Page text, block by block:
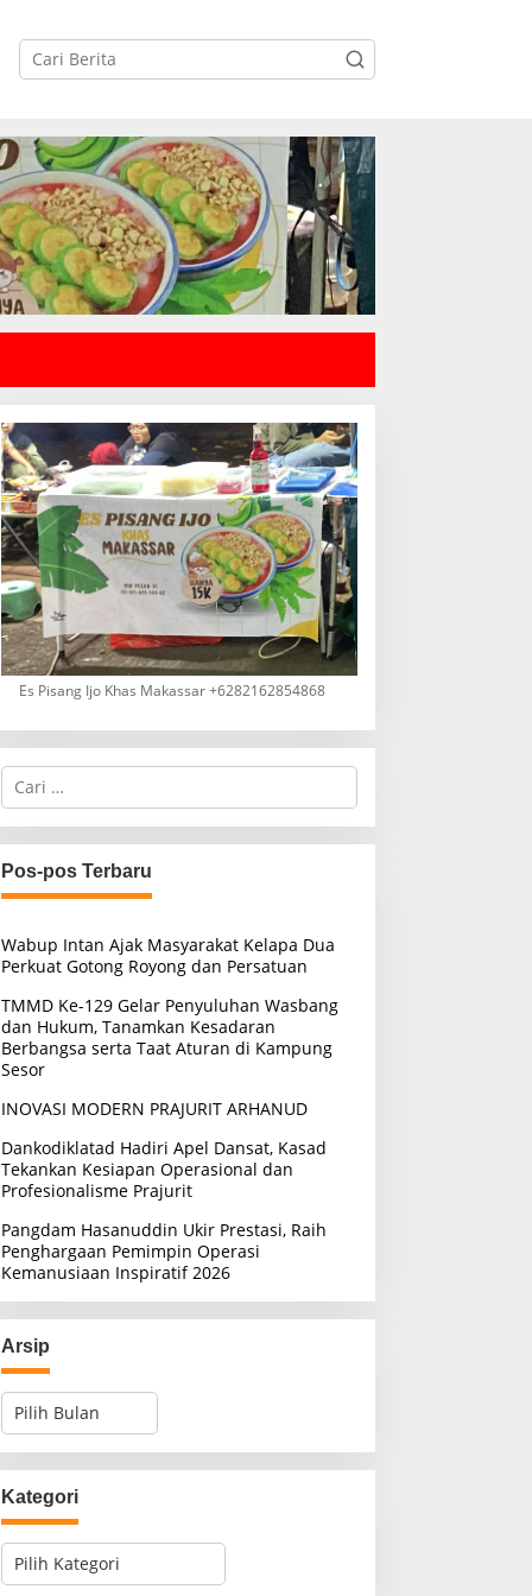
Es Pisang Ijo Khas Makassar +6282162854868
C
i
u
n
t
k
:
Pos-pos Terbaru
Wabup Intan Ajak Masyarakat Kelapa Dua
Perkuat Gotong Royong dan Persatuan
TMMD Ke-129 Gelar Penyuluhan Wasbang
dan Hukum, Tanamkan Kesadaran
Berbangsa serta Taat Aturan di Kampung
Sesor
INOVASI MODERN PRAJURIT ARHANUD
Dankodiklatad Hadiri Apel Dansat, Kasad
Tekankan Kesiapan Operasional dan
Profesionalisme Prajurit
Pangdam Hasanuddin Ukir Prestasi, Raih
Penghargaan Pemimpin Operasi
Kemanusiaan Inspiratif 2026
Arsip
A
i
pKategori
K